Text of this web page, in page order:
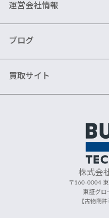
運営会社情報
ブログ
買取サイト
株式会
〒160-0004
東証グロ
【古物商